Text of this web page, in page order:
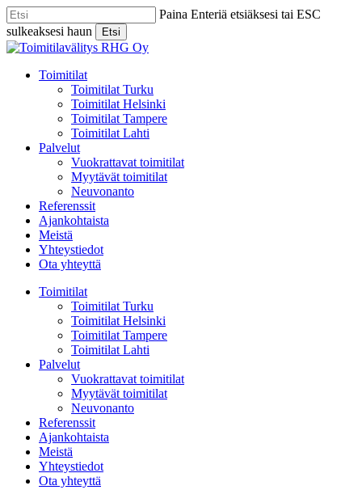
Skip
to
main
content
Paina Enteriä etsiäksesi tai ESC
sulkeaksesi haun
Etsi
Close
Menu
Toimitilat
Toimitilat Turku
Toimitilat Helsinki
Toimitilat Tampere
Toimitilat Lahti
Palvelut
Vuokrattavat toimitilat
Myytävät toimitilat
Neuvonanto
Referenssit
Ajankohtaista
Meistä
Yhteystiedot
Ota yhteyttä
Toimitilat
Toimitilat Turku
Toimitilat Helsinki
Toimitilat Tampere
Toimitilat Lahti
Palvelut
Vuokrattavat toimitilat
Myytävät toimitilat
Neuvonanto
Referenssit
Ajankohtaista
Meistä
Yhteystiedot
Ota yhteyttä